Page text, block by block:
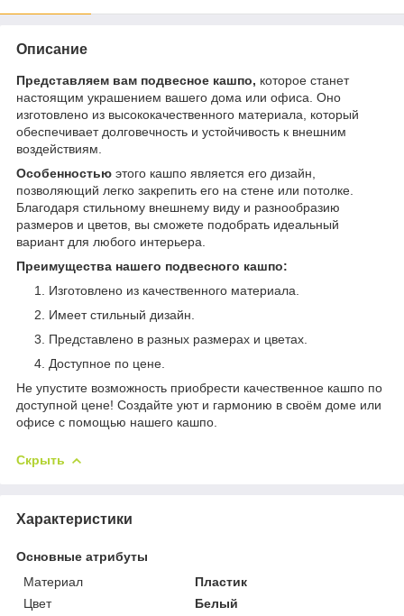
Описание
Представляем вам подвесное кашпо, которое станет
настоящим украшением вашего дома или офиса. Оно
изготовлено из высококачественного материала, который
обеспечивает долговечность и устойчивость к внешним
воздействиям.
Особенностью этого кашпо является его дизайн,
позволяющий легко закрепить его на стене или потолке.
Благодаря стильному внешнему виду и разнообразию
размеров и цветов, вы сможете подобрать идеальный
вариант для любого интерьера.
Преимущества нашего подвесного кашпо:
Изготовлено из качественного материала.
Имеет стильный дизайн.
Представлено в разных размерах и цветах.
Доступное по цене.
Не упустите возможность приобрести качественное кашпо по
доступной цене! Создайте уют и гармонию в своём доме или
офисе с помощью нашего кашпо.
Скрыть
Характеристики
Основные атрибуты
Материал
Пластик
Цвет
Белый